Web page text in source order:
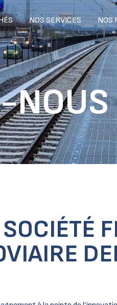
NOS SERVICES NOS
NOUS